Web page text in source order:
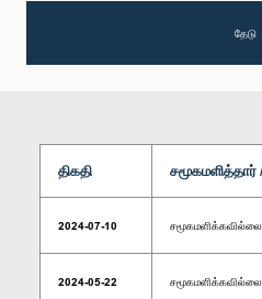
தேடு
திகதி
2024-07-10 சமூகமளிக்கவில்லை
2024-05-22 சமூகமளிக்கவில்லை